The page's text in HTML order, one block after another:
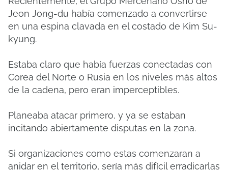
Jeon Jong-du había comenzado a convertirse
en una espina clavada en el costado de Kim Su-
kyung.
Estaba claro que había fuerzas conectadas con
Corea del Norte o Rusia en los niveles más altos
de la cadena, pero eran imperceptibles.
Planeaba atacar primero, y ya se estaban
incitando abiertamente disputas en la zona.
Si organizaciones como estas comenzaran a
anidar en el territorio, sería más difícil erradicarlas